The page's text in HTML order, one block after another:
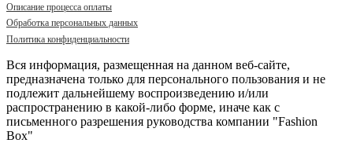
Описание процесса оплаты
Обработка персональных данных
Политика конфиденциальности
Вся информация, размещенная на данном веб-сайте,
предназначена только для персонального пользования и не
подлежит дальнейшему воспроизведению и/или
распространению в какой-либо форме, иначе как с
письменного разрешения руководства компании "Fashion
Box"